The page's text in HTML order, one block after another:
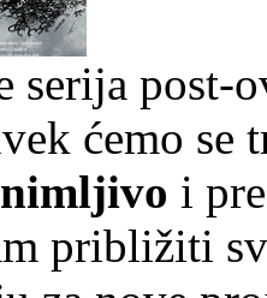
serija post-
ćemo se
i
približiti